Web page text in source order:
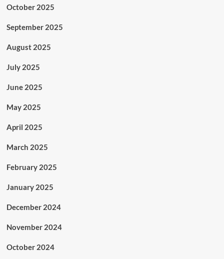
October 2025
September 2025
August 2025
July 2025
June 2025
May 2025
April 2025
March 2025
February 2025
January 2025
December 2024
November 2024
October 2024